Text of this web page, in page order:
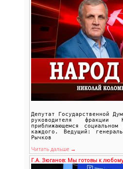
Депутат Государственной
руководителя
приближающемся
каждого. Ведущий:
Рычков
Читать дальше →
Г.А. Зюганов: Мы готовы к любому